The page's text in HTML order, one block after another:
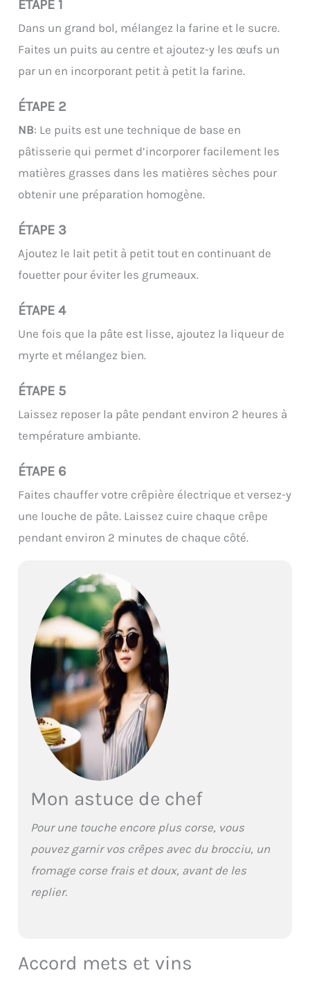
ÉTAPE 1
Dans un grand bol, mélangez la farine et le sucre.
Faites un puits au centre et ajoutez-y les œufs un
par un en incorporant petit à petit la farine.
ÉTAPE 2
NB: Le puits est une technique de base en
pâtisserie qui permet d’incorporer facilement les
matières grasses dans les matières sèches pour
obtenir une préparation homogène.
ÉTAPE 3
Ajoutez le lait petit à petit tout en continuant de
fouetter pour éviter les grumeaux.
ÉTAPE 4
Une fois que la pâte est lisse, ajoutez la liqueur de
myrte et mélangez bien.
ÉTAPE 5
Laissez reposer la pâte pendant environ 2 heures à
température ambiante.
ÉTAPE 6
Faites chauffer votre crêpière électrique et versez-y
une louche de pâte. Laissez cuire chaque crêpe
pendant environ 2 minutes de chaque côté.
Mon astuce de chef
Pour une touche encore plus corse, vous
pouvez garnir vos crêpes avec du brocciu, un
fromage corse frais et doux, avant de les
replier.
Accord mets et vins